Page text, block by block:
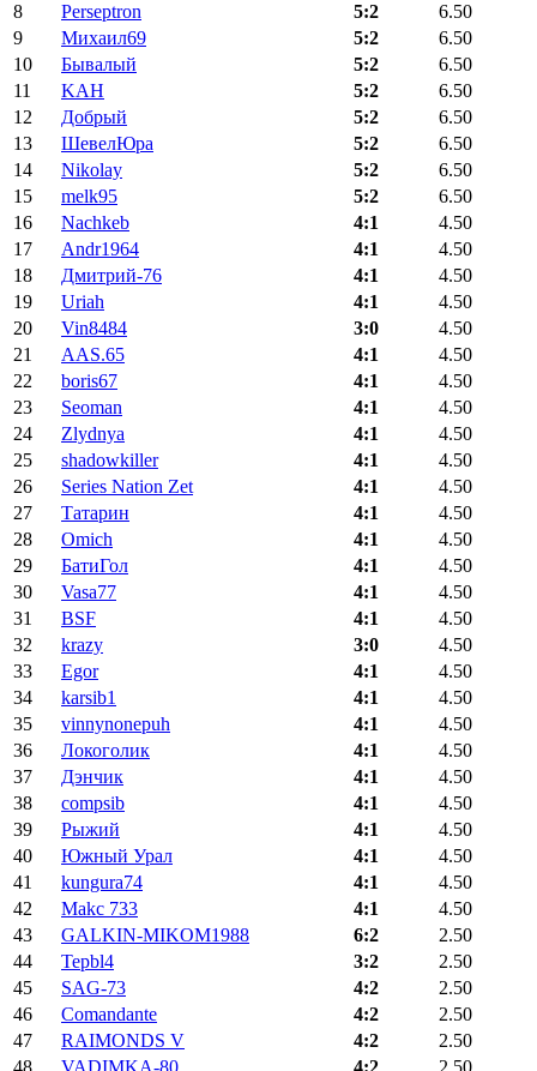
8
Perseptron 5:2
6.50
9
Михаил69 5:2
6.50
10
Бывалый 5:2
6.50
11
KAH 5:2
6.50
12
Добрый 5:2
6.50
13
ШевелЮра 5:2
6.50
14
Nikolay 5:2
6.50
15
melk95 5:2
6.50
16
Nachkeb 4:1
4.50
17
Andr1964 4:1
4.50
18
Дмитрий-76 4:1
4.50
19
Uriah 4:1
4.50
20
Vin8484 3:0
4.50
21
AAS.65 4:1
4.50
22
boris67 4:1
4.50
23
Seoman 4:1
4.50
24
Zlydnya 4:1
4.50
25
shadowkiller 4:1
4.50
26
Series Nation Zet 4:1
4.50
27
Татарин 4:1
4.50
28
Omich 4:1
4.50
29
БатиГол 4:1
4.50
30
Vasa77 4:1
4.50
31
BSF 4:1
4.50
32
krazy 3:0
4.50
33
Egor 4:1
4.50
34
karsib1 4:1
4.50
35
vinnynonepuh 4:1
4.50
36
Локоголик 4:1
4.50
37
Дэнчик 4:1
4.50
38
compsib 4:1
4.50
39
Рыжий 4:1
4.50
40
Южный Урал 4:1
4.50
41
kungura74 4:1
4.50
42
Makc 733 4:1
4.50
43
GALKIN-MIKOM1988 6:2
2.50
44
Tepbl4 3:2
2.50
45
SAG-73 4:2
2.50
46
Comandante 4:2
2.50
47
RAIMONDS V 4:2
2.50